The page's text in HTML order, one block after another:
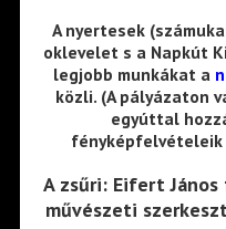
A nyertesek
oklevelet s a Napkút
legjobb munkákat a
közli. (A pályázaton
egyúttal
A zsűri: Eifert
művészeti